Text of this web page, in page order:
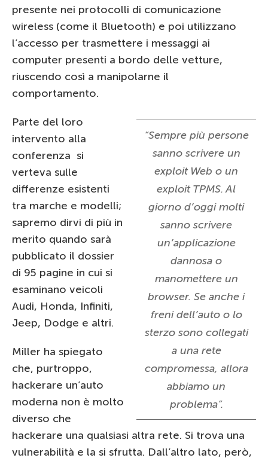
presente nei protocolli di comunicazione
wireless (come il Bluetooth) e poi utilizzano
l’accesso per trasmettere i messaggi ai
computer presenti a bordo delle vetture,
riuscendo così a manipolarne il
comportamento.
“Sempre più persone
sanno scrivere un
exploit Web o un
exploit TPMS. Al
giorno d’oggi molti
sanno scrivere
un’applicazione
dannosa o
manomettere un
browser. Se anche i
freni dell’auto o lo
sterzo sono collegati
a una rete
compromessa, allora
abbiamo un
problema”.
Parte del loro
intervento alla
conferenza si
verteva sulle
differenze esistenti
tra marche e modelli;
sapremo dirvi di più in
merito quando sarà
pubblicato il dossier
di 95 pagine in cui si
esaminano veicoli
Audi, Honda, Infiniti,
Jeep, Dodge e altri.
Miller ha spiegato
che, purtroppo,
hackerare un’auto
moderna non è molto
diverso che
hackerare una qualsiasi altra rete. Si trova una
vulnerabilità e la si sfrutta. Dall’altro lato, però,